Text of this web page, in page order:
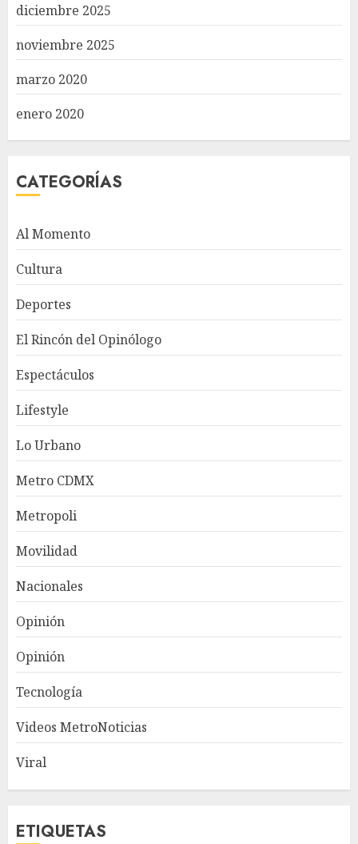
diciembre 2025
noviembre 2025
marzo 2020
enero 2020
CATEGORÍAS
Al Momento
Cultura
Deportes
El Rincón del Opinólogo
Espectáculos
Lifestyle
Lo Urbano
Metro CDMX
Metropoli
Movilidad
Nacionales
Opinión
Opinión
Tecnología
Videos MetroNoticias
Viral
ETIQUETAS